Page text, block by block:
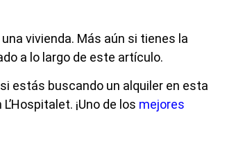
vivienda. Más aún si tienes la
a lo largo de este artículo.
estás buscando un alquiler en esta
¡Uno de los mejores